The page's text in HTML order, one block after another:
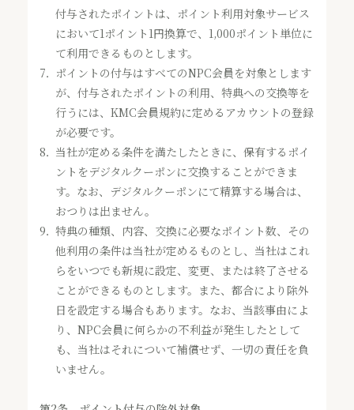
付与されたポイントは、ポイント利用対象サービス
において1ポイント1円換算で、1,000ポイント単位に
て利用できるものとします。
7． ポイントの付与はすべてのNPC会員を対象とします
が、付与されたポイントの利用、特典への交換等を
行うには、KMC会員規約に定めるアカウントの登録
が必要です。
8．当社が定める条件を満たしたときに、保有するポイ
ントをデジタルクーポンに交換することができま
す。なお、デジタルクーポンにて精算する場合は、
おつりは出ません。
9．特典の種類、内容、交換に必要なポイント数、その
他利用の条件は当社が定めるものとし、当社はこれ
らをいつでも新規に設定、変更、または終了させる
ことができるものとします。また、都合により除外
日を設定する場合もあります。なお、当該事由によ
り、NPC会員に何らかの不利益が発生したとして
も、当社はそれについて補償せず、一切の責任を負
いません。